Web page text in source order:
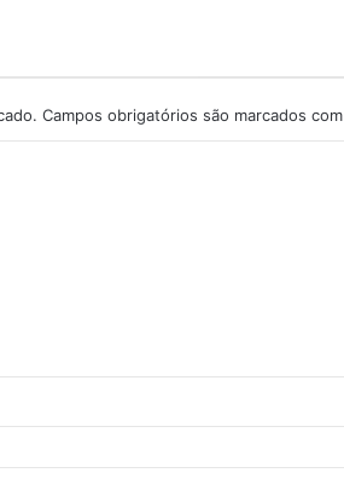
Campos obrigatórios são marcados com